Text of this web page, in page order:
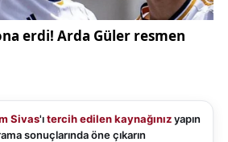
Sivas'ıtercih edilen kaynağınızyapın
sonuçlarında öne çıkarın